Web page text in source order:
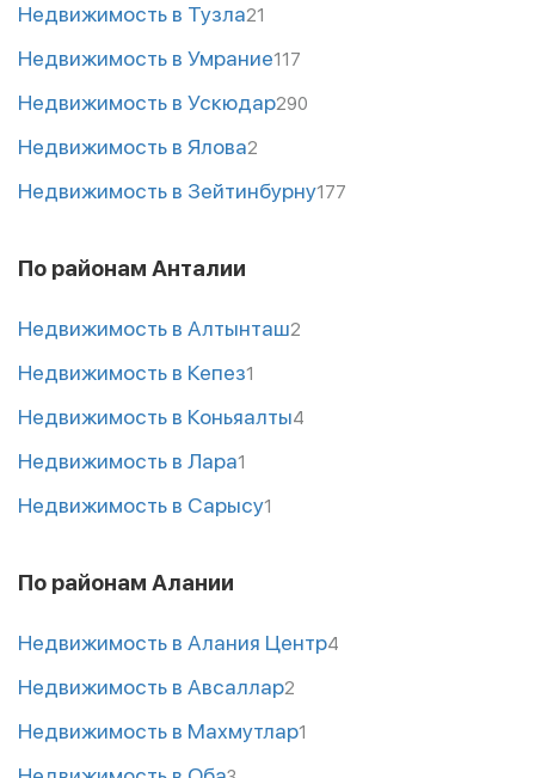
Недвижимость в Тузла21
Недвижимость в Умрание117
Недвижимость в Ускюдар290
Недвижимость в Ялова2
Недвижимость в Зейтинбурну177
По районам Анталии
Недвижимость в Алтынташ2
Недвижимость в Кепез1
Недвижимость в Коньяалты4
Недвижимость в Лара1
Недвижимость в Сарысу1
По районам Алании
Недвижимость в Алания Центр4
Недвижимость в Авсаллар2
Недвижимость в Махмутлар1